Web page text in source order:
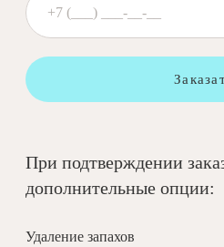
При подтверждении
дополнительные опции:
Удаление запахов